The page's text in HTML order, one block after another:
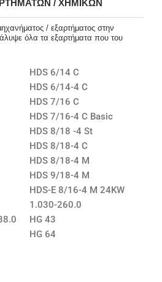
/ ΧΗΜΙΚΏΝ
/ εξαρτήματος στην
όλα τα εξαρτήματα που του
HDS 6/14 C
HDS 6/14-4 C
HDS 7/16 C
HDS 7/16-4 C Basic
HDS 8/18 -4 St
HDS 8/18-4 C
HDS 8/18-4 M
HDS 9/18-4 M
HDS-E 8/16-4 M 24KW
1.030-260.0
HG 43
HG 64